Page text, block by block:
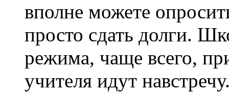
вполне можете
просто сдать долги.
режима, чаще всего,
учителя идут